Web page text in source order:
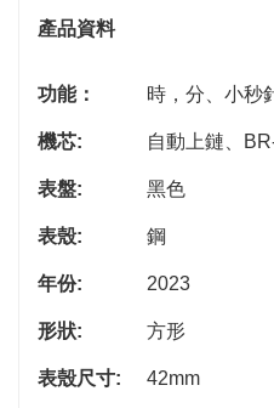
產品資料
功能： 時，分、小秒
機芯: 自動上鏈、
表盤: 黑色
表殼: 鋼
年份: 2023
形狀: 方形
表殼尺寸: 42mm